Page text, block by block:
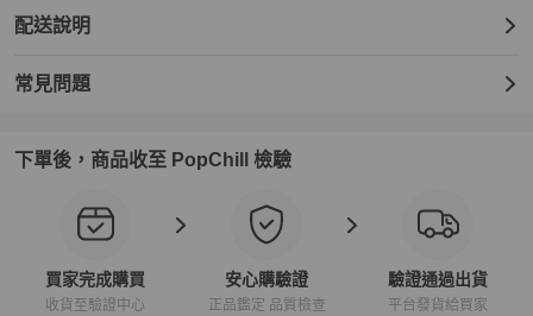
配送說明
常見問題
下單後，商品收至 PopChill 檢驗
買家完成購買
收貨至驗證中心
安心購驗證
正品鑑定 品質檢查
驗證通過出貨
平台發貨給買家